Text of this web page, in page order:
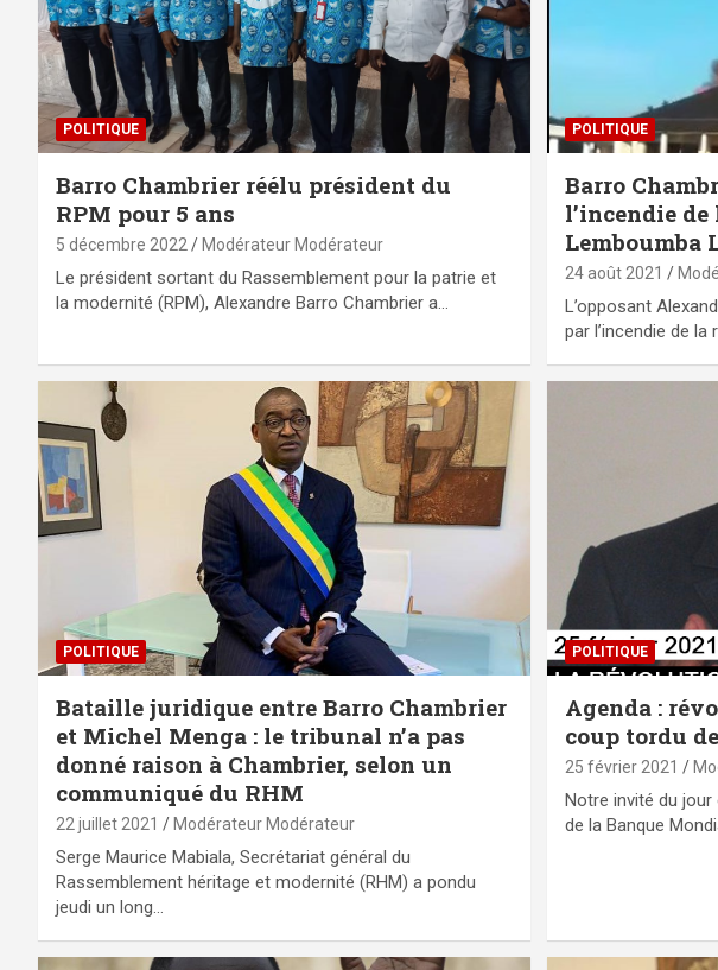
POLITIQUE
Barro Chambrier réélu président du
RPM pour 5 ans
5 décembre 2022 Modérateur Modérateur
Le président sortant du Rassemblement pour la patrie et
la modernité (RPM), Alexandre Barro Chambrier a…
POLITIQUE
Barro
l’incendie de
Lemboumba
24 août 2021
L’opposant
par l’incendie de la
POLITIQUE
Bataille juridique entre Barro Chambrier
et Michel Menga : le tribunal n’a pas
donné raison à Chambrier, selon un
communiqué du RHM
22 juillet 2021 Modérateur Modérateur
Serge Maurice Mabiala, Secrétariat général du
Rassemblement héritage et modernité (RHM) a pondu
jeudi un long…
POLITIQUE
Agenda :
coup tordu
25 février 2021
Notre invité du
de la Banque